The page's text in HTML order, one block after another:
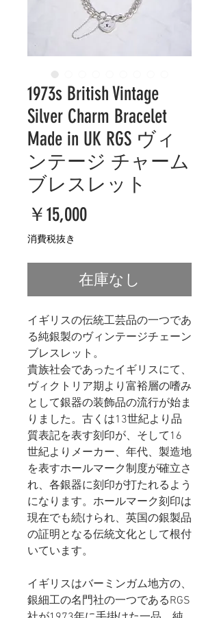
1973s British Vintage
Silver Charm Bracelet
Made in UK RGS ヴィ
ンテージ チャーム
ブレスレット
￥15,000価
消費税抜き
在庫なし
イギリスの伝統工芸品の一つであ
る純銀製のヴィンテージチェーン
ブレスレット。
貴族社会であったイギリスにて、
ヴィクトリア期より富裕層の嗜み
として銀器の装飾品の流行が始ま
りました。古くは13世紀より品
質表記を表す刻印が、そして16
世紀よりメーカー、年代、製造地
を表すホールマーク制度が確立さ
れ、各銀器に刻印が打たれるよう
になります。ホールマーク刻印は
現在でも続けられ、英国の銀製品
の証明となる伝統文化として根付
いています。
イギリスはバーミンガム地方の、
銀細工の名門社の一つであるRGS